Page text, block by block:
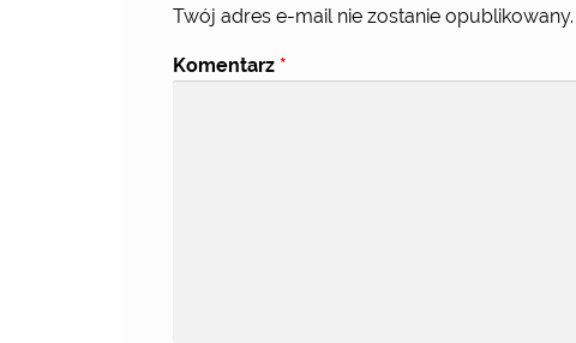
Twój adres e-mail nie zostanie opublikowany.
Komentarz *